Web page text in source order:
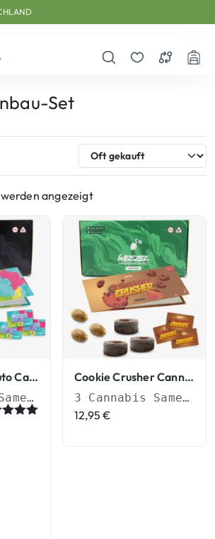
Set
angezeigt
Candy Shopz Auto Cannabis Samen
3 Cannabis Samen + Quellpads & Sticker
Cookie Crusher Cannabis Starterset
3 Cannabis Samen + Quellpads & Sticker
12,95€